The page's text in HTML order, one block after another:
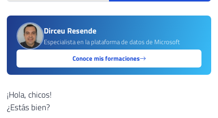
Dirceu Resende
Especialista en la plataforma de datos de Microsoft
Conoce mis formaciones
¡Hola, chicos!
¿Estás bien?